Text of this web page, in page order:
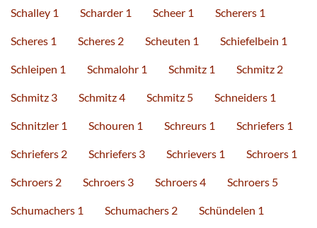
Schalley 1 Scharder 1 Scheer 1 Scherers 1
Scheres 1 Scheres 2 Scheuten 1 Schiefelbein 1
Schleipen 1 Schmalohr 1 Schmitz 1 Schmitz 2
Schmitz 3 Schmitz 4 Schmitz 5 Schneiders 1
Schnitzler 1 Schouren 1 Schreurs 1 Schriefers 1
Schriefers 2 Schriefers 3 Schrievers 1 Schroers 1
Schroers 2 Schroers 3 Schroers 4 Schroers 5
Schumachers 1 Schumachers 2 Schündelen 1